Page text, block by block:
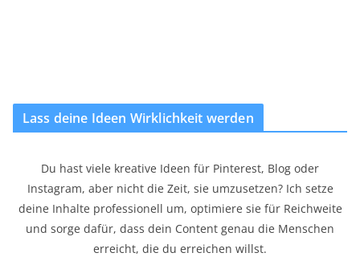
Lass deine Ideen Wirklichkeit werden
Du hast viele kreative Ideen für Pinterest, Blog oder
Instagram, aber nicht die Zeit, sie umzusetzen? Ich setze
deine Inhalte professionell um, optimiere sie für Reichweite
und sorge dafür, dass dein Content genau die Menschen
erreicht, die du erreichen willst.